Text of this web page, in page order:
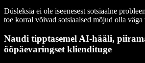
Düsleksia ei ole iseenesest sotsiaalne
toe korral võivad sotsiaalsed mõjud olla väga
Naudi tipptasemel AI-hääli,
ööpäevaringset kliendituge